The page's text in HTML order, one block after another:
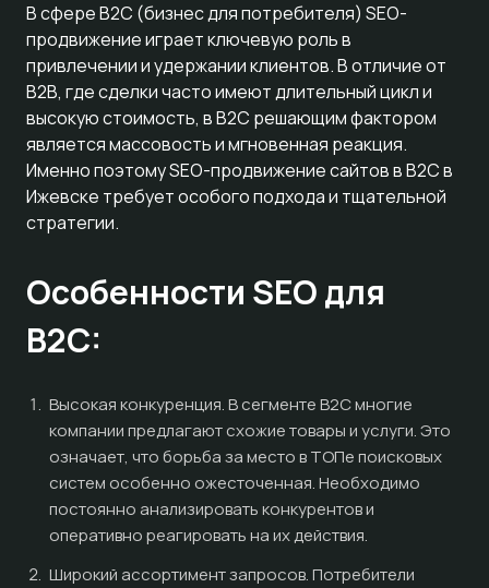
В сфере B2C (бизнес для потребителя) SEO-
продвижение играет ключевую роль в
привлечении и удержании клиентов. В отличие от
B2B, где сделки часто имеют длительный цикл и
высокую стоимость, в B2C решающим фактором
является массовость и мгновенная реакция.
Именно поэтому SEO-продвижение сайтов в B2C в
Ижевске требует особого подхода и тщательной
стратегии.
Особенности SEO для
B2C:
Высокая конкуренция. В сегменте B2C многие
компании предлагают схожие товары и услуги. Это
означает, что борьба за место в ТОПе поисковых
систем особенно ожесточенная. Необходимо
постоянно анализировать конкурентов и
оперативно реагировать на их действия.
Широкий ассортимент запросов. Потребители